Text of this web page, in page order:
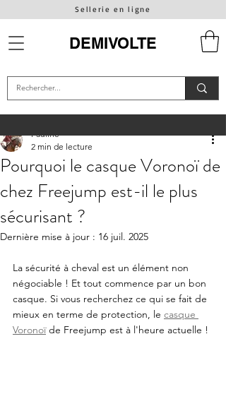
Sellerie en ligne
DEMIVOLTE
Pourquoi le casque Voronoï de
chez Freejump est-il le plus
sécurisant ?
Pauline
2 min de lecture
Dernière mise à jour : 16 juil. 2025
La sécurité à cheval est un élément non
négociable ! Et tout commence par un bon
casque. Si vous recherchez ce qui se fait de
mieux en terme de protection, le casque
Voronoï de Freejump est à l'heure actuelle !